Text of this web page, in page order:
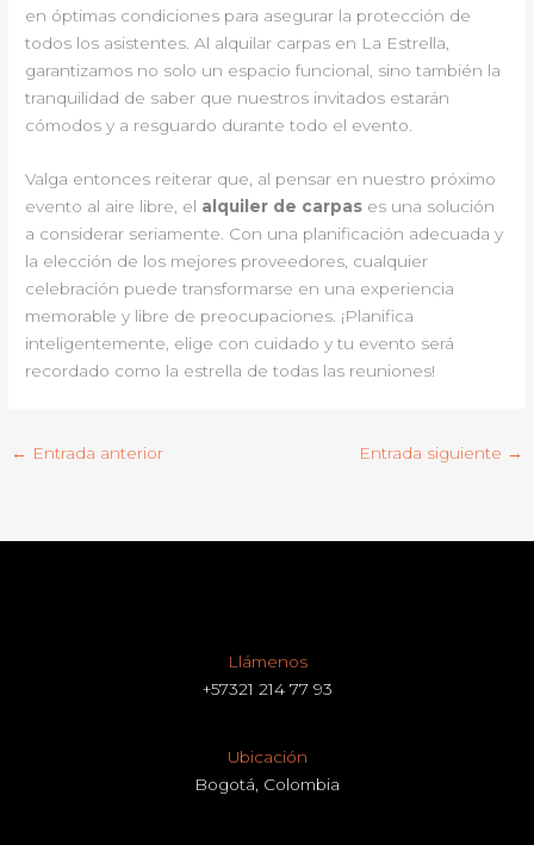
en óptimas condiciones para asegurar la protección de
todos los asistentes. Al alquilar carpas en La Estrella,
garantizamos no solo un espacio funcional, sino también la
tranquilidad de saber que nuestros invitados estarán
cómodos y a resguardo durante todo el evento.
Valga entonces reiterar que, al pensar en nuestro próximo
evento al aire libre, el alquiler de carpas es una solución
a considerar seriamente. Con una planificación adecuada y
la elección de los mejores proveedores, cualquier
celebración puede transformarse en una experiencia
memorable y libre de preocupaciones. ¡Planifica
inteligentemente, elige con cuidado y tu evento será
recordado como la estrella de todas las reuniones!
← Entrada anterior Entrada siguiente →
Llámenos
+57321 214 77 93
Ubicación
Bogotá, Colombia